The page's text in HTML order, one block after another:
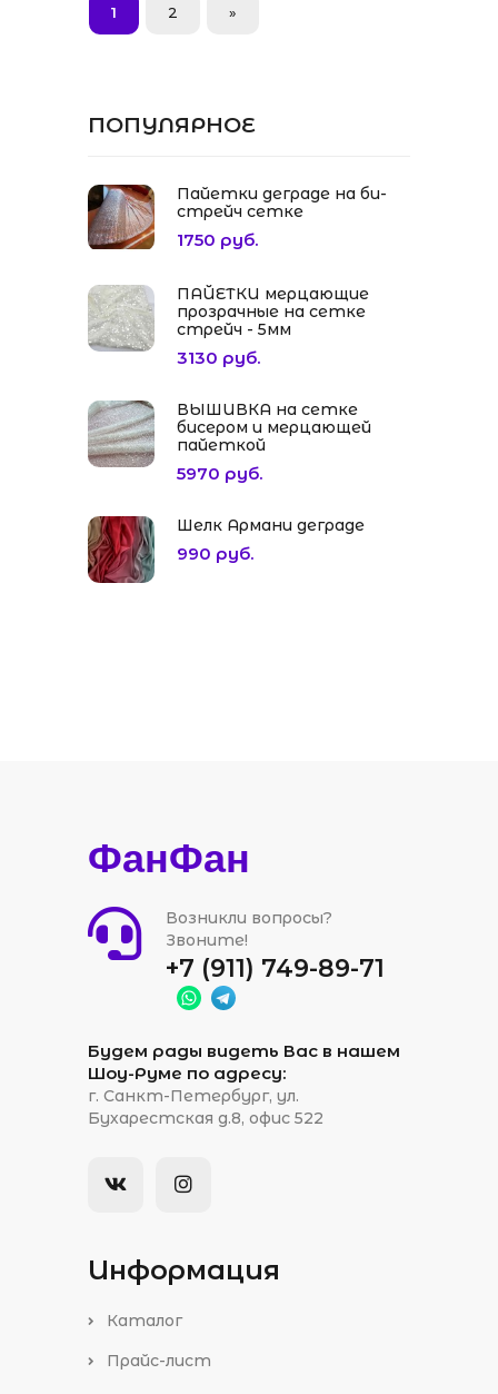
1 2 »
ПОПУЛЯРНОЕ
Пайетки деграде на би-
стрейч сетке
1750 руб.
ПАЙЕТКИ мерцающие
прозрачные на сетке
стрейч - 5мм
3130 руб.
ВЫШИВКА на сетке
бисером и мерцающей
пайеткой
5970 руб.
Шелк Армани деграде
990 руб.
ФанФан
Возникли вопросы?
Звоните!
+7 (911) 749-89-71
Будем рады видеть Вас в нашем
Шоу-Руме по адресу:
г. Санкт-Петербург, ул.
Бухарестская д.8, офис 522
Информация
Каталог
Прайс-лист